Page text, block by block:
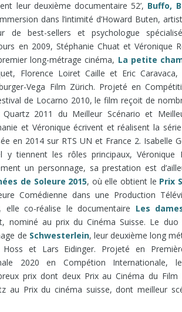
leur deuxième documentaire 52’, Buffo,
dans l’intimité d’Howard Buten,
de best-sellers et psychologue
en 2009, Stéphanie Chuat et Véronique
long-métrage cinéma, La petite
Florence Loiret Caille et Eric
Vega Film Zürich. Projeté en
de Locarno 2010, le film reçoit de
Quartz 2011 du Meilleur Scénario et
et Véronique écrivent et réalisent la série
en 2014 sur RTS UN et France 2. Isabelle
y tiennent les rôles principaux, Véronique
un personnage, sa prestation est
de Soleure 2015, où elle obtient le Prix
Comédienne dans une Production
elle co-réalise le documentaire Les
nominé au prix du Cinéma Suisse. Le duo
de Schwesterlein, leur deuxième long
Hoss et Lars Eidinger. Projeté en
2020 en Compétion Internationale,
prix dont deux Prix au Cinéma du Film
au Prix du cinéma suisse, dont meilleur